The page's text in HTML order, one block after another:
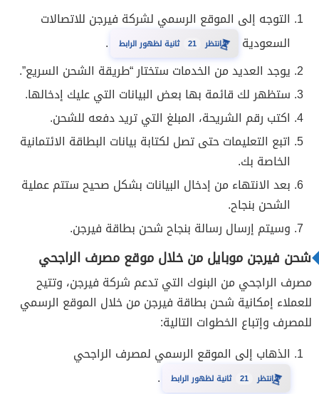
التوجه إلى الموقع الرسمي لشركة فيرجن للاتصالات
السعودية
⏳انتظر 20 ثانية لظهور الرابط
.
يوجد العديد من الخدمات ستختار “طريقة الشحن السريع”.
ستظهر لك قائمة بها بعض البيانات التي عليك إدخالها.
اكتب رقم الشريحة، المبلغ التي تريد دفعه للشحن.
اتبع التعليمات حتى تصل لكتابة بيانات البطاقة الائتمانية
الخاصة بك.
بعد الانتهاء من إدخال البيانات بشكل صحيح ستتم عملية
الشحن بنجاح.
وسيتم إرسال رسالة بنجاح شحن بطاقة فيرجن.
شحن فيرجن موبايل من خلال موقع مصرف الراجحي
مصرف الراجحي من البنوك التي تدعم شركة فيرجن، وتتيح
للعملاء إمكانية شحن بطاقة فيرجن من خلال الموقع الرسمي
للمصرف وإتباع الخطوات التالية:
الذهاب إلى الموقع الرسمي لمصرف الراجحي
⏳انتظر 20 ثانية لظهور الرابط
.